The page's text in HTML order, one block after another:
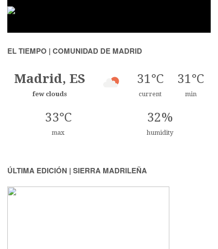
EL TIEMPO | COMUNIDAD DE MADRID
Madrid, ES
few clouds
31°C
current
31°C
min
33°C
max
32%
humidity
ÚLTIMA EDICIÓN | SIERRA MADRILEÑA